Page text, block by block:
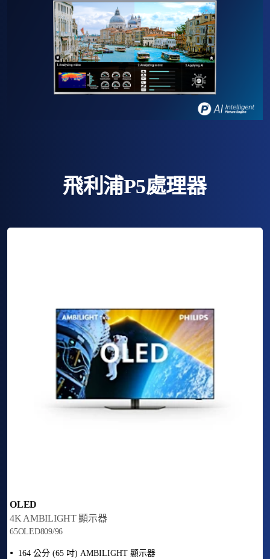
飛利浦P5處理器
OLED
4K AMBILIGHT 顯示器
65OLED809/96
164 公分 (65 吋) AMBILIGHT 顯示器